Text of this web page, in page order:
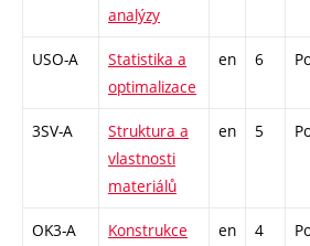
analýzy
USO-A
Statistika a
optimalizace
en 6
3SV-A
Struktura a
vlastnosti
materiálů
en 5
OK3-A
Konstrukce
en 4